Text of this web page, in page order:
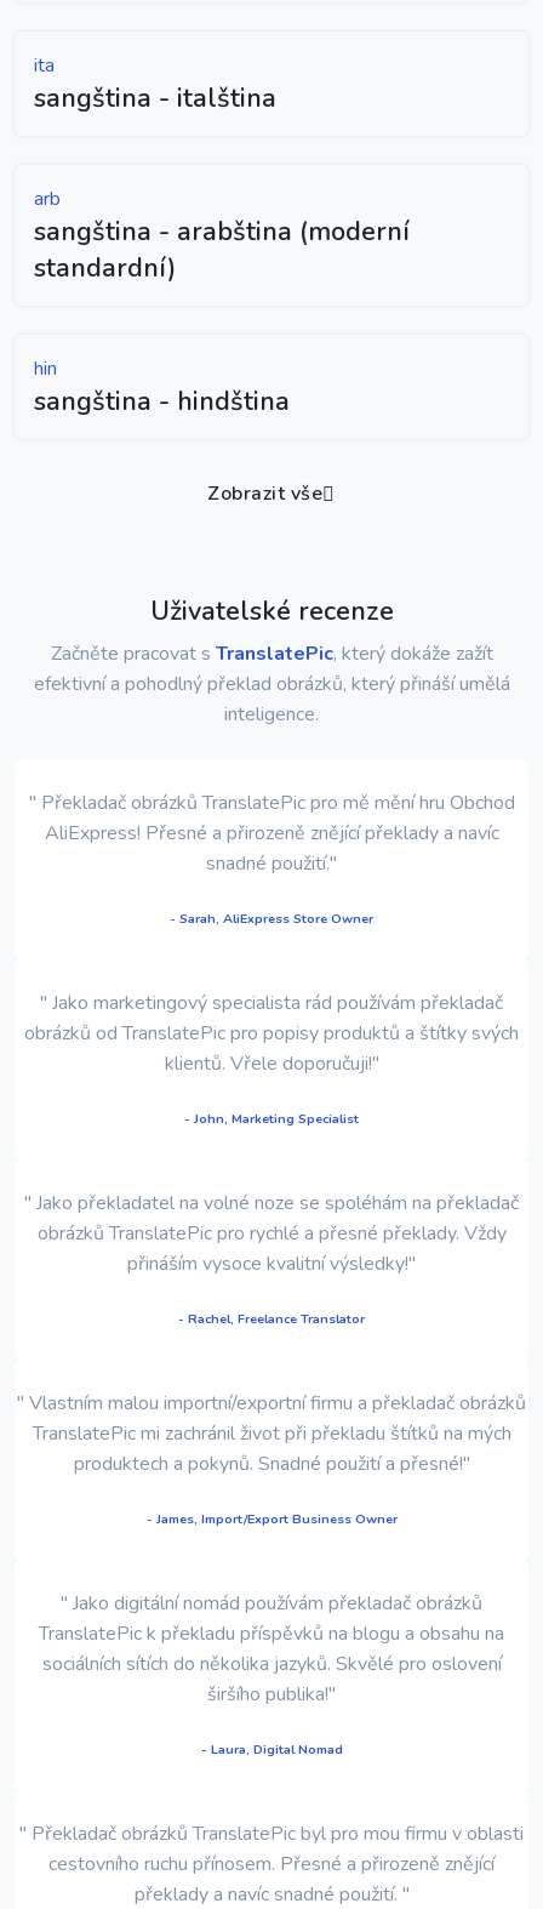
ita
sangština - italština
arb
sangština - arabština (moderní
standardní)
hin
sangština - hindština
Zobrazit vše
Uživatelské recenze
Začněte pracovat s TranslatePic, který dokáže zažít
efektivní a pohodlný překlad obrázků, který přináší umělá
inteligence.
" Překladač obrázků TranslatePic pro mě mění hru Obchod
AliExpress! Přesné a přirozeně znějící překlady a navíc
snadné použití."
- Sarah, AliExpress Store Owner
" Jako marketingový specialista rád používám překladač
obrázků od TranslatePic pro popisy produktů a štítky svých
klientů. Vřele doporučuji!"
- John, Marketing Specialist
" Jako překladatel na volné noze se spoléhám na překladač
obrázků TranslatePic pro rychlé a přesné překlady. Vždy
přináším vysoce kvalitní výsledky!"
- Rachel, Freelance Translator
" Vlastním malou importní/exportní firmu a překladač obrázků
TranslatePic mi zachránil život při překladu štítků na mých
produktech a pokynů. Snadné použití a přesné!"
- James, Import/Export Business Owner
" Jako digitální nomád používám překladač obrázků
TranslatePic k překladu příspěvků na blogu a obsahu na
sociálních sítích do několika jazyků. Skvělé pro oslovení
širšího publika!"
- Laura, Digital Nomad
" Překladač obrázků TranslatePic byl pro mou firmu v oblasti
cestovního ruchu přínosem. Přesné a přirozeně znějící
překlady a navíc snadné použití. "